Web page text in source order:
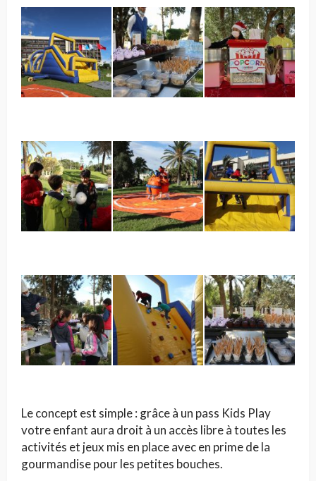
Le concept est simple : grâce à un pass Kids Play
votre enfant aura droit à un accès libre à toutes les
activités et jeux mis en place avec en prime de la
gourmandise pour les petites bouches.